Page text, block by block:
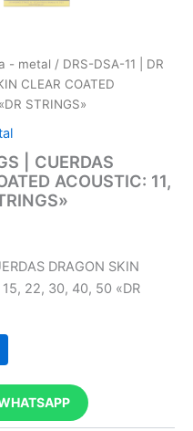
- metal / DRS-DSA-11 | DR
CLEAR COATED
STRINGS»
| CUERDAS
ACOUSTIC: 11,
DRAGON SKIN
15, 22, 30, 40, 50 «DR